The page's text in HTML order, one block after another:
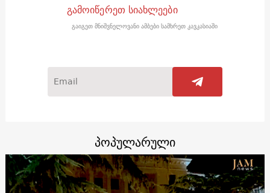
გამოიწერეთ სიახლეები
გაიგეთ მნიშვნელოვანი ამბები სამხრეთ კავკასიაში
პოპულარული